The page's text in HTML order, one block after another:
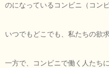
のになっているコンビニ（コン
いつでもどこでも、私たちの欲
一方で、コンビニで働く人たち